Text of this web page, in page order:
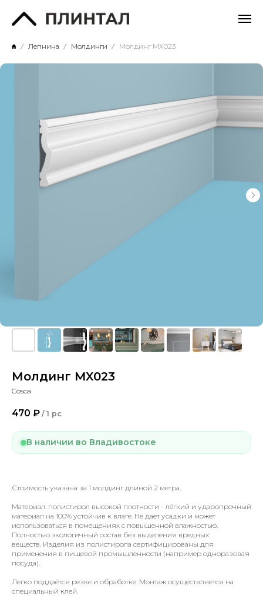
Лепнина Молдинги Молдинг MX023
Молдинг MX023
Cosca
470 ₽ / 1 pc
В наличии во Владивостоке
Стоимость указана за 1 молдинг длиной 2 метра.
Материал: полистирол высокой плотности - лёгкий и ударопрочный
материал на 100% устойчив к влаге. Не даёт усадки и может
использоваться в помещениях с повышенной влажностью.
Полностью экологичный состав без выделения вредных
веществ. Изделия из полистирола сертифицированы для
применения в пищевой промышленности (например одноразовая
посуда).
Легко поддаётся резке и обработке. Монтаж осуществляется на
специальный клей.